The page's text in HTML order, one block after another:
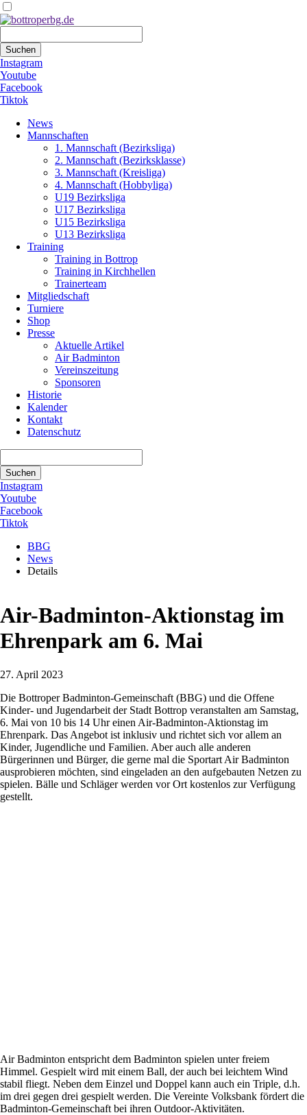
Suchen
Instagram
Youtube
Facebook
Tiktok
überspringen
News
Mannschaften
1. Mannschaft (Bezirksliga)
2. Mannschaft (Bezirksklasse)
3. Mannschaft (Kreisliga)
4. Mannschaft (Hobbyliga)
U19 Bezirksliga
U17 Bezirksliga
U15 Bezirksliga
U13 Bezirksliga
Training
Training in Bottrop
Training in Kirchhellen
Trainerteam
Mitgliedschaft
Turniere
Shop
Presse
Aktuelle Artikel
Air Badminton
Vereinszeitung
Sponsoren
Historie
Kalender
Kontakt
Datenschutz
Suchen
Instagram
Youtube
Facebook
Tiktok
BBG
News
Details
Air-Badminton-Aktionstag im
Ehrenpark am 6. Mai
27. April 2023
Die Bottroper Badminton-Gemeinschaft (BBG) und die Offene
Kinder- und Jugendarbeit der Stadt Bottrop veranstalten am Samstag,
6. Mai von 10 bis 14 Uhr einen Air-Badminton-Aktionstag im
Ehrenpark. Das Angebot ist inklusiv und richtet sich vor allem an
Kinder, Jugendliche und Familien. Aber auch alle anderen
Bürgerinnen und Bürger, die gerne mal die Sportart Air Badminton
ausprobieren möchten, sind eingeladen an den aufgebauten Netzen zu
spielen. Bälle und Schläger werden vor Ort kostenlos zur Verfügung
gestellt.
Air Badminton entspricht dem Badminton spielen unter freiem
Himmel. Gespielt wird mit einem Ball, der auch bei leichtem Wind
stabil fliegt. Neben dem Einzel und Doppel kann auch ein Triple, d.h.
im drei gegen drei gespielt werden. Die Vereinte Volksbank fördert die
Badminton-Gemeinschaft bei ihren Outdoor-Aktivitäten.